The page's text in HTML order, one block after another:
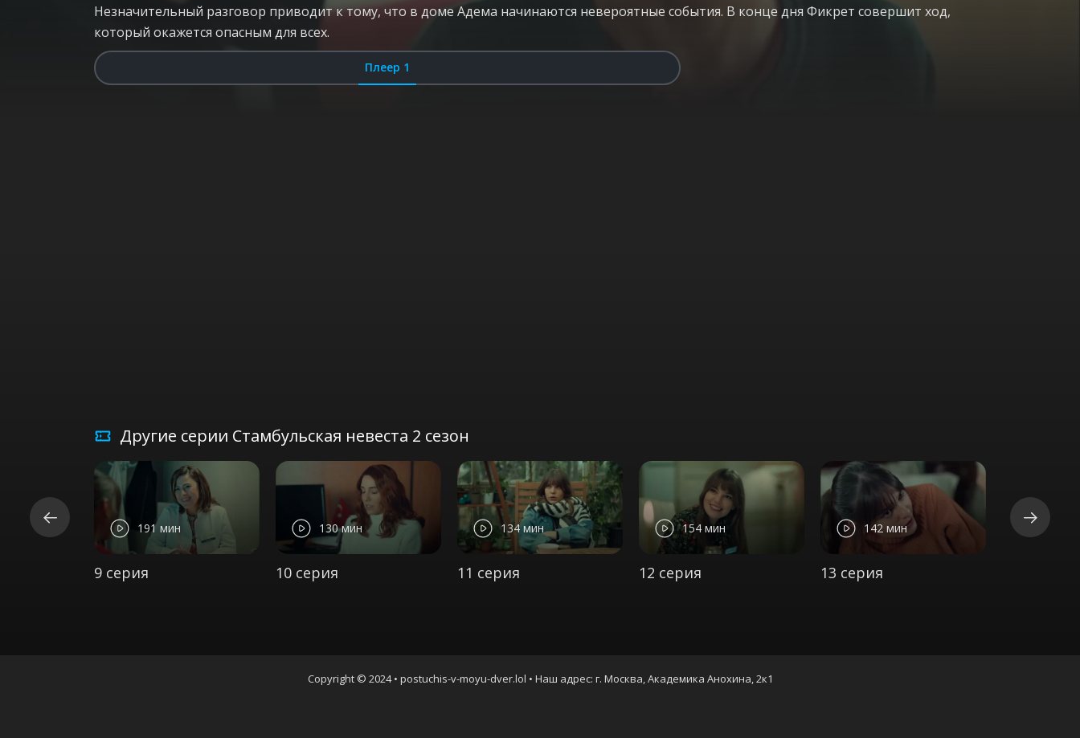
Незначительный разговор приводит к тому, что в доме Адема начинаются невероятные события. В конце дня Фикрет совершит ход,
который окажется опасным для всех.
Плеер 1
Другие серии Стамбульская невеста 2 сезон
191 мин
9 серия
130 мин
10 серия
134 мин
11 серия
154 мин
12 серия
142 мин
13 серия
131
Copyright © 2024 • postuchis-v-moyu-dver.lol • Наш адрес: г. Москва, Академика Анохина, 2к1